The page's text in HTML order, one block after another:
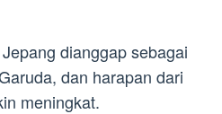
dianggap sebagai
dan harapan dari
meningkat.